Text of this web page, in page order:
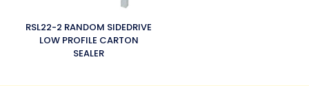
RSL22-2 RANDOM SIDEDRIVE
LOW PROFILE CARTON
SEALER